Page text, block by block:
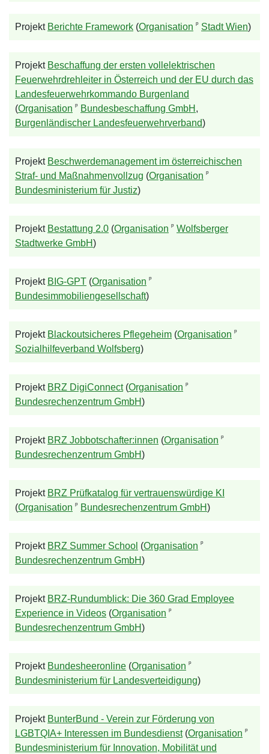
Projekt Berichte Framework (Organisation ᵖ Stadt Wien)
Projekt Beschaffung der ersten vollelektrischen
Feuerwehrdrehleiter in Österreich und der EU durch das
Landesfeuerwehrkommando Burgenland
(Organisation ᵖ Bundesbeschaffung GmbH ,
Burgenländischer Landesfeuerwehrverband)
Projekt Beschwerdemanagement im österreichischen
Straf- und Maßnahmenvollzug (Organisation ᵖ
Bundesministerium für Justiz)
Projekt Bestattung 2.0 (Organisation ᵖ Wolfsberger
Stadtwerke GmbH )
Projekt BIG-GPT (Organisation ᵖ
Bundesimmobiliengesellschaft)
Projekt Blackoutsicheres Pflegeheim (Organisation ᵖ
Sozialhilfeverband Wolfsberg)
Projekt BRZ DigiConnect(Organisation ᵖ
Bundesrechenzentrum GmbH )
Projekt BRZ Jobbotschafter:innen (Organisation ᵖ
Bundesrechenzentrum GmbH )
Projekt BRZ Prüfkatalog für vertrauenswürdige KI
(Organisation ᵖ Bundesrechenzentrum GmbH )
Projekt BRZ Summer School (Organisation ᵖ
Bundesrechenzentrum GmbH )
Projekt BRZ-Rundumblick: Die 360 Grad Employee
Experience in Videos (Organisation ᵖ
Bundesrechenzentrum GmbH )
Projekt Bundesheeronline (Organisation ᵖ
Bundesministerium für Landesverteidigung)
Projekt BunterBund - Verein zur Förderung von
LGBTQIA+ Interessen im Bundesdienst(Organisation ᵖ
Bundesministerium für Innovation, Mobilität und